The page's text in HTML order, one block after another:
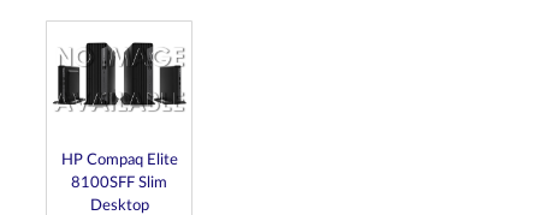
HP Compaq Elite
8100SFF Slim
Desktop